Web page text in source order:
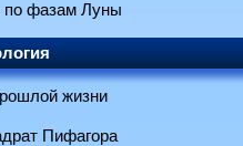
по фазам Луны
жизни
Пифагора